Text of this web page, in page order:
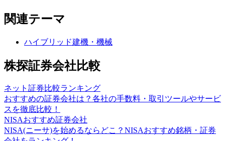
関連テーマ
ハイブリッド建機・機械
株探証券会社比較
ネット証券比較ランキング
おすすめの証券会社は？各社の手数料・取引ツールやサービ
スを徹底比較！
NISAおすすめ証券会社
NISA(ニーサ)を始めるならどこ？NISAおすすめ銘柄・証券